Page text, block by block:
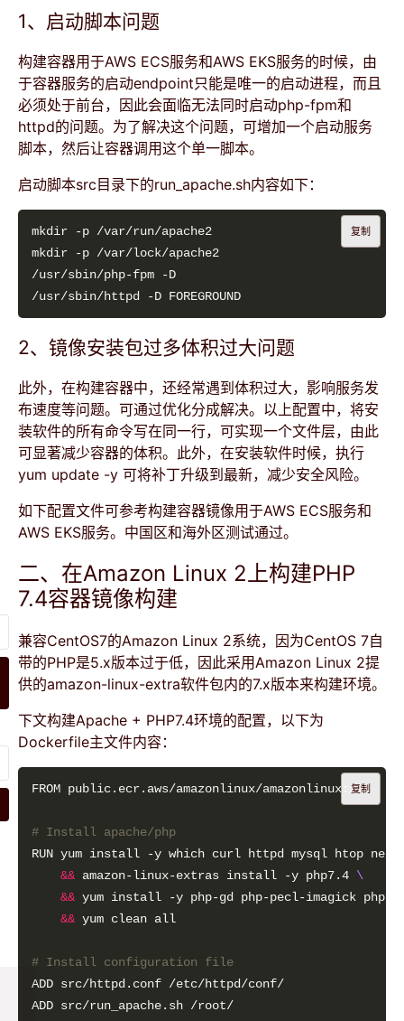
1、启动脚本问题
构建容器用于AWS ECS服务和AWS EKS服务的时候，由
于容器服务的启动endpoint只能是唯一的启动进程，而且
必须处于前台，因此会面临无法同时启动php-fpm和
httpd的问题。为了解决这个问题，可增加一个启动服务
脚本，然后让容器调用这个单一脚本。
启动脚本src目录下的run_apache.sh内容如下：
复制
2、镜像安装包过多体积过大问题
此外，在构建容器中，还经常遇到体积过大，影响服务发
布速度等问题。可通过优化分成解决。以上配置中，将安
装软件的所有命令写在同一行，可实现一个文件层，由此
可显著减少容器的体积。此外，在安装软件时候，执行
yum update -y 可将补丁升级到最新，减少安全风险。
如下配置文件可参考构建容器镜像用于AWS ECS服务和
AWS EKS服务。中国区和海外区测试通过。
二、在Amazon Linux 2上构建PHP
7.4容器镜像构建
兼容CentOS7的Amazon Linux 2系统，因为CentOS 7自
带的PHP是5.x版本过于低，因此采用Amazon Linux 2提
供的amazon-linux-extra软件包内的7.x版本来构建环境。
下文构建Apache + PHP7.4环境的配置，以下为
Dockerfile主文件内容：
# Install apache/php
RUN yum install -y which curl httpd mysql htop
&& amazon-linux-extras install -y php7.4
&& yum install -y php-gd php-pecl-imagick php-
&&
# Install configuration file
复制